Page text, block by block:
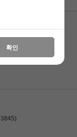
(13846)
확인